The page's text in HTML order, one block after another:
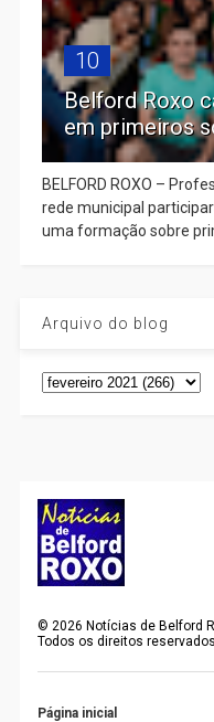
10
Belford Roxo
em primeiros
BELFORD ROXO –
rede municipal
uma formação sobre
Arquivo do blog
©2026 Notícias de Belford
Todos os direitos
Página inicial